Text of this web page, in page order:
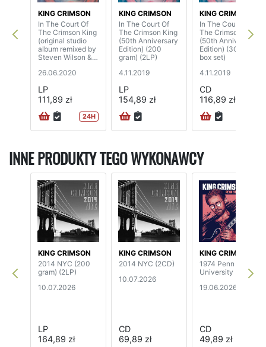
KING CRIMSON
In The Court Of
The Crimson King
(original studio
album remixed by
Steven Wilson &
26.06.2020
LP
111,89 zł
24H
KING CRIMSON
In The Court Of
The Crimson King
(50th Anniversary
Edition) (200
gram) (2LP)
4.11.2019
LP
154,89 zł
KING CRIMSON
In The Court Of
The Crimson King
(50th Anniversary
Edition) (3CD+BD
box set)
4.11.2019
CD
116,89 zł
INNE PRODUKTY TEGO WYKONAWCY
KING CRIMSON
2014 NYC (200
gram) (2LP)
10.07.2026
LP
164,89 zł
KING CRIMSON
2014 NYC (2CD)
10.07.2026
CD
69,89 zł
KING CRIMSON
1974 Penn State
University
19.06.2026
CD
49,89 zł